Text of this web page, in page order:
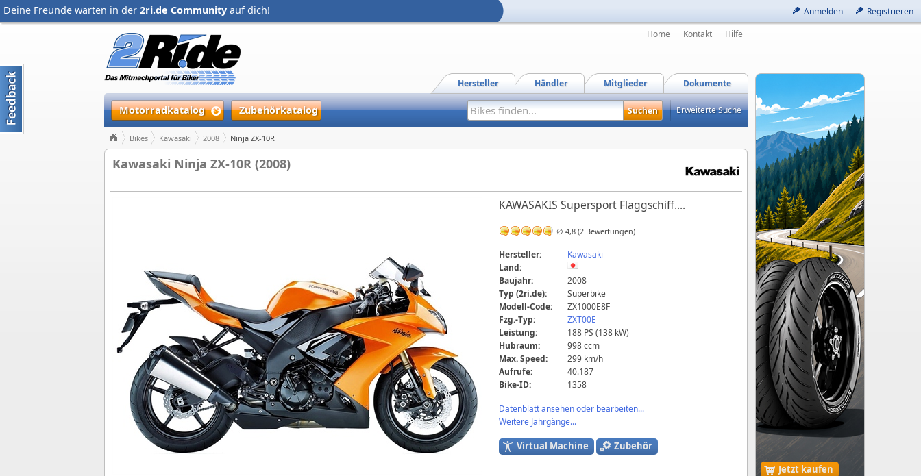
Anmelden Registrieren
Deine Freunde warten in der 2ri.de Community auf dich!
Jetzt kaufen
Home Kontakt Hilfe
Dokumente
Mitglieder
Händler
Hersteller
Motorradkatalog Zubehörkatalog Erweiterte Suche
Bikes Kawasaki 2008 Ninja ZX-10R
Kawasaki Ninja ZX-10R (2008)
KAWASAKIS Supersport Flaggschiff....
∅ 4,8 (2 Bewertungen)
Hersteller:
Kawasaki
Land:
Baujahr:
2008
Typ (2ri.de):
Superbike
Modell-Code:
ZX1000E8F
Fzg.-Typ:
ZXT00E
Leistung:
188 PS (138 kW)
Hubraum:
998 ccm
Max. Speed:
299 km/h
Aufrufe:
40.187
Bike-ID:
1358
Datenblatt ansehen oder bearbeiten...
Weitere Jahrgänge...
Virtual Machine Zubehör